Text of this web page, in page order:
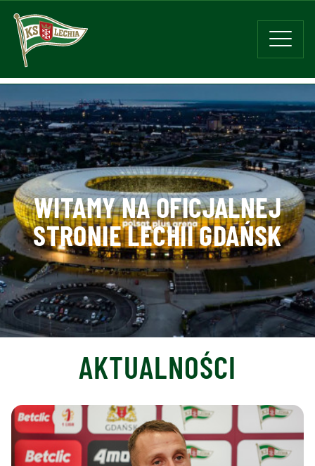
WITAMY NA OFICJALNEJ
STRONIE LECHII GDAŃSK
AKTUALNOŚCI